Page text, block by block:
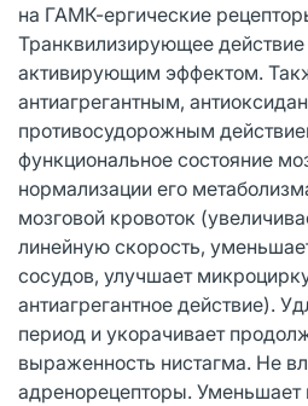
на ГАМК-ергические
Транквилизирующее действие
активирующим эффектом.
антиагрегантным,
противосудорожным
функциональное состояние
нормализации его
мозговой кровоток
линейную скорость,
сосудов, улучшает
антиагрегантное действие).
период и укорачивает
выраженность нистагма. Не
адренорецепторы. Уменьшает